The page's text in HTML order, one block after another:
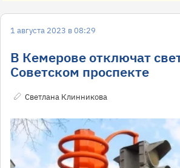
1 августа 2023 в 08:29
В Кемерове отключат
Советском проспекте
Светлана Клинникова